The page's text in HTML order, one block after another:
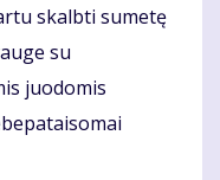
skalbti sumetę
su
juodomis